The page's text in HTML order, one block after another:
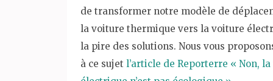
de transformer notre modèle de
la voiture thermique vers la voiture
la pire des solutions. Nous vous
à ce sujet l’article de Reporterre « Non,